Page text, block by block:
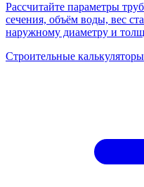
Рассчитайте параметры
сечения, объём воды, вес
наружному диаметру и
Строительные калькуляторы